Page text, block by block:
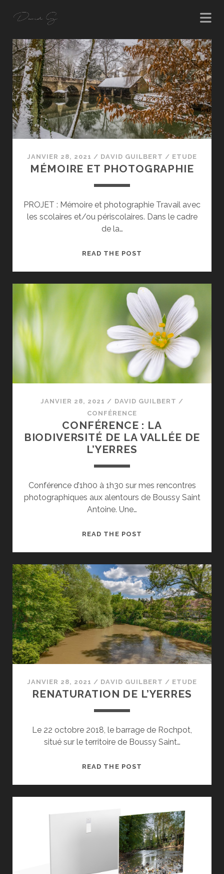
Elioscope
Posts
JANVIER 28, 2021 / DAVID GUILBERT / ETUDE
MÉMOIRE ET PHOTOGRAPHIE
PROJET : Mémoire et photographie Travail avec
les scolaires et/ou périscolaires. Dans le cadre
de la…
READ THE POST
JANVIER 28, 2021 / DAVID GUILBERT /
CONFÉRENCE
CONFÉRENCE : LA
BIODIVERSITÉ DE LA VALLÉE DE
L’YERRES
Conférence d’1h00 à 1h30 sur mes rencontres
photographiques aux alentours de Boussy Saint
Antoine. Une…
READ THE POST
BIODIVERSITÉ
DE
LA
VALLÉE
DE
L’YERRES
JANVIER 28, 2021 / DAVID GUILBERT / ETUDE
RENATURATION DE L’YERRES
Le 22 octobre 2018, le barrage de Rochpot,
situé sur le territoire de Boussy Saint…
READ THE POST